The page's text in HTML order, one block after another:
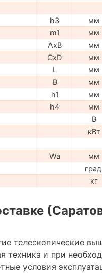
h3 мм
m1 мм
AxB мм
CxD мм
L мм
B мм
h1 мм
h4 мм
В
кВт
Wa мм
кг
телескопические
техника и при
условия